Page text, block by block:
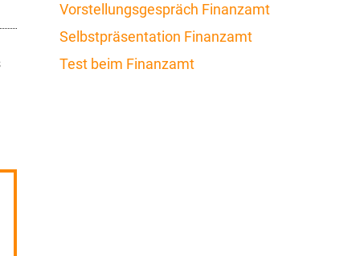
Vorstellungsgespräch Finanzamt
Selbstpräsentation Finanzamt
Test beim Finanzamt